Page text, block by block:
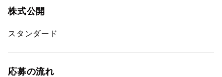
株式公開
スタンダード
応募の流れ